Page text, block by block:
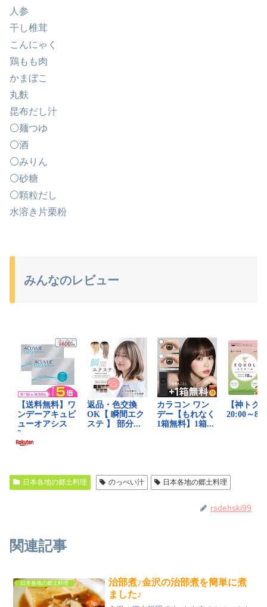
人参
干し椎茸
こんにゃく
鶏もも肉
かまぼこ
丸麩
昆布だし汁
⚪麺つゆ
⚪酒
⚪みりん
⚪砂糖
⚪顆粒だし
水溶き片栗粉
みんなのレビュー
日本各地の郷土料理 のっぺい汁 日本各地の郷土料理
rsdehski99
関連記事
日本各地の郷土料理
治部煮♪金沢の治部煮を簡単に煮
ました♪